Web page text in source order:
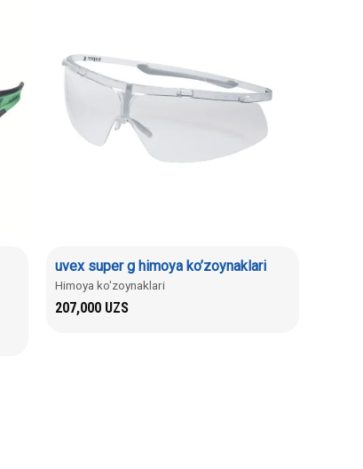
uvex super g himoya ko’zoynaklari
Himoya ko'zoynaklari
207,000 UZS